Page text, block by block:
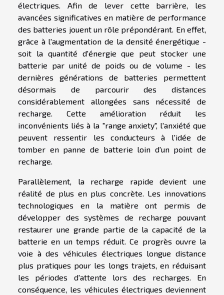
électriques. Afin de lever cette barrière, les
avancées significatives en matière de performance
des batteries jouent un rôle prépondérant. En effet,
grâce à l'augmentation de la densité énergétique -
soit la quantité d'énergie que peut stocker une
batterie par unité de poids ou de volume - les
dernières générations de batteries permettent
désormais de parcourir des distances
considérablement allongées sans nécessité de
recharge. Cette amélioration réduit les
inconvénients liés à la "range anxiety", l'anxiété que
peuvent ressentir les conducteurs à l'idée de
tomber en panne de batterie loin d'un point de
recharge.
Parallèlement, la recharge rapide devient une
réalité de plus en plus concrète. Les innovations
technologiques en la matière ont permis de
développer des systèmes de recharge pouvant
restaurer une grande partie de la capacité de la
batterie en un temps réduit. Ce progrès ouvre la
voie à des véhicules électriques longue distance
plus pratiques pour les longs trajets, en réduisant
les périodes d'attente lors des recharges. En
conséquence, les véhicules électriques deviennent